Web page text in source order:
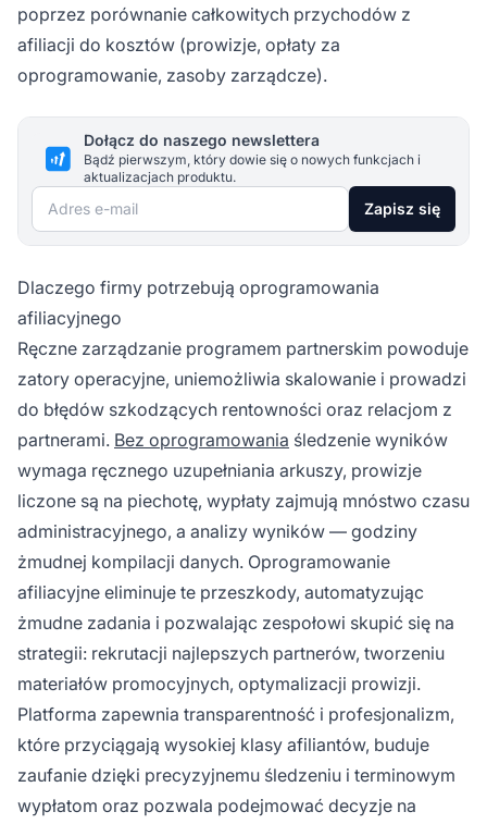
poprzez porównanie całkowitych przychodów z
afiliacji do kosztów (prowizje, opłaty za
oprogramowanie, zasoby zarządcze).
Dołącz do naszego newslettera
Bądź pierwszym, który dowie się o nowych funkcjach i
aktualizacjach produktu.
Adres e-mail Zapisz się
Dlaczego firmy potrzebują oprogramowania
afiliacyjnego
Ręczne zarządzanie programem partnerskim powoduje
zatory operacyjne, uniemożliwia skalowanie i prowadzi
do błędów szkodzących rentowności oraz relacjom z
partnerami. Bez oprogramowania śledzenie wyników
wymaga ręcznego uzupełniania arkuszy, prowizje
liczone są na piechotę, wypłaty zajmują mnóstwo czasu
administracyjnego, a analizy wyników — godziny
żmudnej kompilacji danych. Oprogramowanie
afiliacyjne eliminuje te przeszkody, automatyzując
żmudne zadania i pozwalając zespołowi skupić się na
strategii: rekrutacji najlepszych partnerów, tworzeniu
materiałów promocyjnych, optymalizacji prowizji.
Platforma zapewnia transparentność i profesjonalizm,
które przyciągają wysokiej klasy afiliantów, buduje
zaufanie dzięki precyzyjnemu śledzeniu i terminowym
wypłatom oraz pozwala podejmować decyzje na